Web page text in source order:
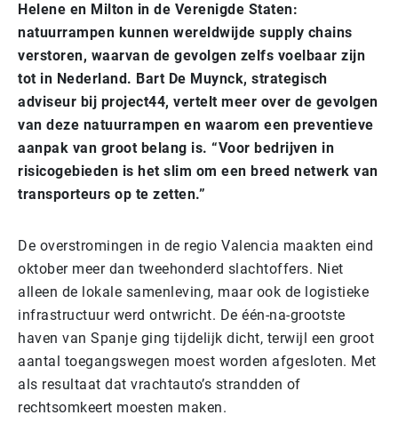
Helene en Milton in de Verenigde Staten:
natuurrampen kunnen wereldwijde supply chains
verstoren, waarvan de gevolgen zelfs voelbaar zijn
tot in Nederland. Bart De Muynck, strategisch
adviseur bij project44, vertelt meer over de gevolgen
van deze natuurrampen en waarom een preventieve
aanpak van groot belang is. “Voor bedrijven in
risicogebieden is het slim om een breed netwerk van
transporteurs op te zetten.”
De overstromingen in de regio Valencia maakten eind
oktober meer dan tweehonderd slachtoffers. Niet
alleen de lokale samenleving, maar ook de logistieke
infrastructuur werd ontwricht. De één-na-grootste
haven van Spanje ging tijdelijk dicht, terwijl een groot
aantal toegangswegen moest worden afgesloten. Met
als resultaat dat vrachtauto’s strandden of
rechtsomkeert moesten maken.